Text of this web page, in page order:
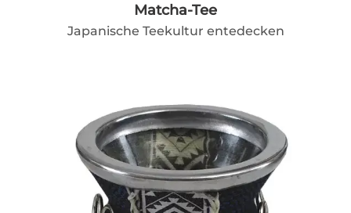
Matcha-Tee
Japanische Teekultur entedecken